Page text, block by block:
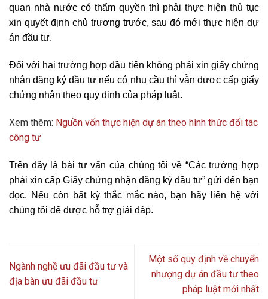
quan nhà nước có thẩm quyền thì phải thực hiện thủ tục
xin quyết định chủ trương trước, sau đó mới thực hiện dự
án đầu tư.
Đối với hai trường hợp đầu tiên không phải xin giấy chứng
nhận đăng ký đầu tư nếu có nhu cầu thì vẫn được cấp giấy
chứng nhận theo quy định của pháp luật.
Xem thêm: Nguồn vốn thực hiện dự án theo hình thức đối tác
công tư
Trên đây là bài tư vấn của chúng tôi về “Các trường hợp
phải xin cấp Giấy chứng nhận đăng ký đầu tư” gửi đến bạn
đọc. Nếu còn bất kỳ thắc mắc nào, bạn hãy liên hệ với
chúng tôi để được hỗ trợ giải đáp.
Ngành nghề ưu đãi đầu tư và
địa bàn ưu đãi đầu tư
Một số quy định về chuyển
nhượng dự án đầu tư theo
pháp luật mới nhất